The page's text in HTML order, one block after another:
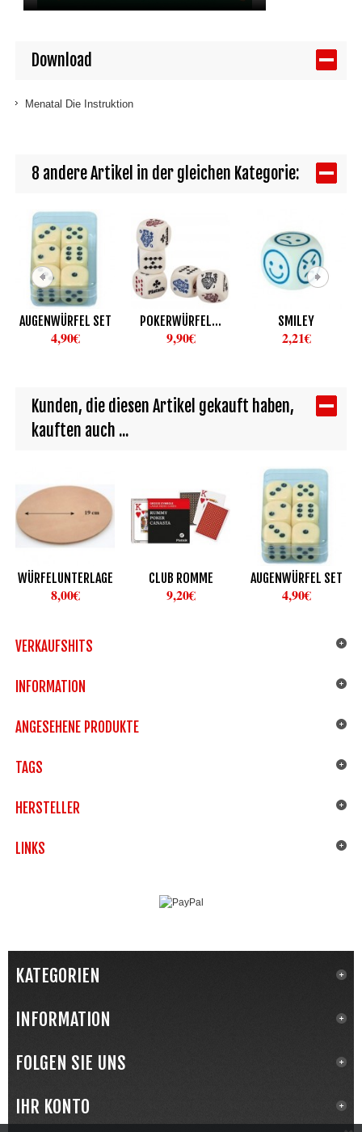
Download
Menatal Die Instruktion
8 andere Artikel in der gleichen Kategorie:
AUGENWÜRFEL SET
4,90€
POKERWÜRFEL...
9,90€
SMILEY
2,21€
Kunden, die diesen Artikel gekauft haben,
kauften auch ...
WÜRFELUNTERLAGE
8,00€
CLUB ROMME
9,20€
AUGENWÜRFEL SET
4,90€
VERKAUFSHITS
INFORMATION
ANGESEHENE PRODUKTE
TAGS
HERSTELLER
LINKS
KATEGORIEN
INFORMATION
FOLGEN SIE UNS
IHR KONTO